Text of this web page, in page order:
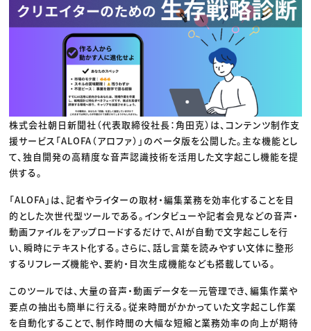
ゲーム・エンタメ
広告
出版
CREATIVE VILLAGEからのお知らせ
プロフェッショナル×つながる×メディア
株式会社朝日新聞社（代表取締役社長：角田克）は、コンテンツ制作支
援サービス「ALOFA（アロファ）」のベータ版を公開した。主な機能とし
て、独自開発の高精度な音声認識技術を活用した文字起こし機能を提
供する。
「ALOFA」は、記者やライターの取材・編集業務を効率化することを目
的とした次世代型ツールである。インタビューや記者会見などの音声・
動画ファイルをアップロードするだけで、AIが自動で文字起こしを行
い、瞬時にテキスト化する。さらに、話し言葉を読みやすい文体に整形
するリフレーズ機能や、要約・目次生成機能なども搭載している。
このツールでは、大量の音声・動画データを一元管理でき、編集作業や
要点の抽出も簡単に行える。従来時間がかかっていた文字起こし作業
を自動化することで、制作時間の大幅な短縮と業務効率の向上が期待